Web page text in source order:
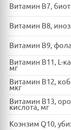
Витамин B7,
Витамин B8,
Витамин B9,
Витамин B11, L-
мг
Витамин B12,
мкг
Витамин B13,
кислота, мг
Коэнзим Q10,